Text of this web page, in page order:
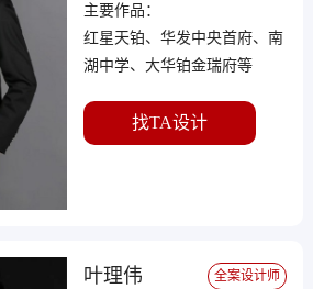
主要作品：
红星天铂、华发中央首府、南
湖中学、大华铂金瑞府等
找TA设计
叶理伟 全案设计师